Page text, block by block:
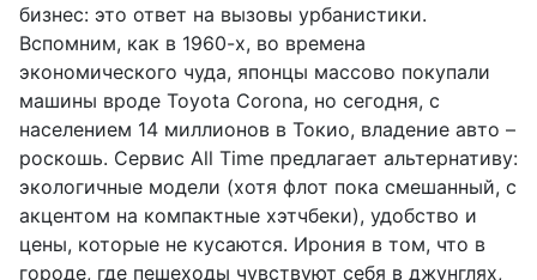
бизнес: это ответ на вызовы урбанистики.
Вспомним, как в 1960-х, во времена
экономического чуда, японцы массово покупали
машины вроде Toyota Corona, но сегодня, с
населением 14 миллионов в Токио, владение авто –
роскошь. Сервис All Time предлагает альтернативу:
экологичные модели (хотя флот пока смешанный, с
акцентом на компактные хэтчбеки), удобство и
цены, которые не кусаются. Ирония в том, что в
городе, где пешеходы чувствуют себя в джунглях,